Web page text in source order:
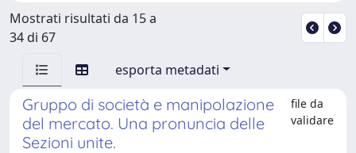
Mostrati risultati da 15 a
34 di 67
esporta metadati
Gruppo di società e manipolazione
del mercato. Una pronuncia delle
Sezioni unite.
file da
validare